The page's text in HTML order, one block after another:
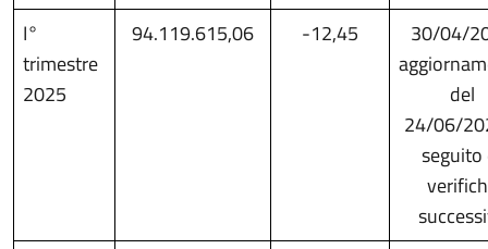
I°
trimestre
2025
94.119.615,06 -12,45
30/04/
del
24/06/
seguito